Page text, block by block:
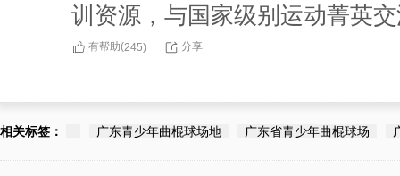
训资源，与国家级别运动菁英
有帮助(245) 分享
相关标签： 广东青少年曲棍球场地 广东省青少年曲棍球场